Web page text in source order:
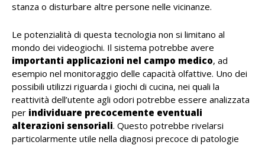
stanza o disturbare altre persone nelle vicinanze.
Le potenzialità di questa tecnologia non si limitano al
mondo dei videogiochi. Il sistema potrebbe avere
importanti applicazioni nel campo medico, ad
esempio nel monitoraggio delle capacità olfattive. Uno dei
possibili utilizzi riguarda i giochi di cucina, nei quali la
reattività dell’utente agli odori potrebbe essere analizzata
per individuare precocemente eventuali
alterazioni sensoriali. Questo potrebbe rivelarsi
particolarmente utile nella diagnosi precoce di patologie